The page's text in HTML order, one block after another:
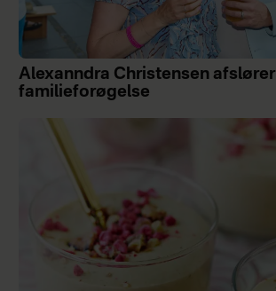
Alexanndra Christensen afslører
familieforøgelse